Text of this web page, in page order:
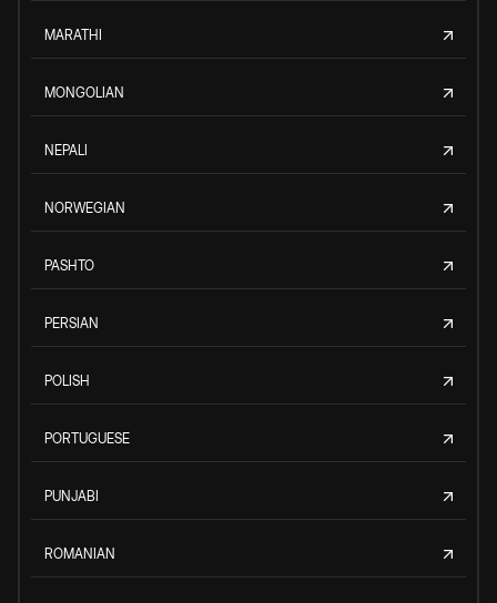
MARATHI
MONGOLIAN
NEPALI
NORWEGIAN
PASHTO
PERSIAN
POLISH
PORTUGUESE
PUNJABI
ROMANIAN